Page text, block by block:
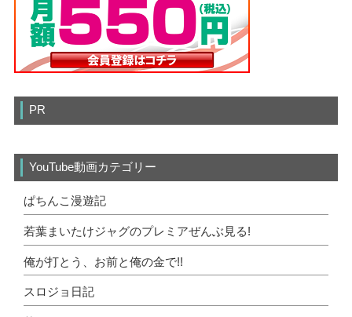
PR
YouTube動画カテゴリー
ぱちんこ漫遊記
若葉まいたけジャグのプレミアぜんぶ見る!
俺が打とう、お前と俺の金で!!
スロジョ日記